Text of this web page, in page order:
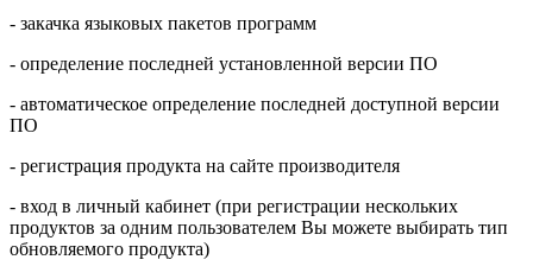
- закачка языковых пакетов программ
- определение последней установленной версии ПО
- автоматическое определение последней доступной версии
ПО
- регистрация продукта на сайте производителя
- вход в личный кабинет (при регистрации нескольких
продуктов за одним пользователем Вы можете выбирать тип
обновляемого продукта)